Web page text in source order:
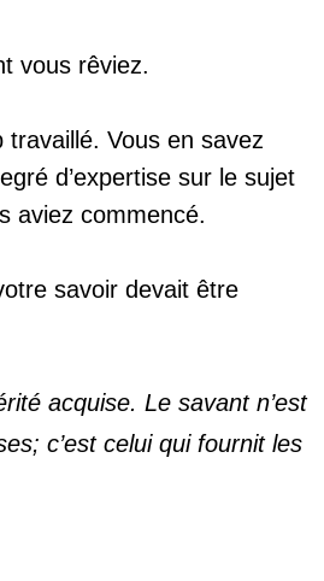
vous rêviez.
Vous en savez
d’expertise sur le sujet
aviez commencé.
savoir devait être
acquise. Le savant n’est
c’est celui qui fournit les